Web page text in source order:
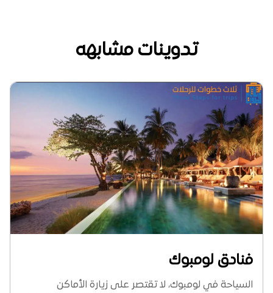
تدوينات مشابهه
فنادق لومبوك
السياحة في لومبوك، لا تقتصر على زيارة الأماكن